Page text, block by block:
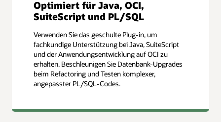
Optimiert für Java, OCI,
SuiteScript und PL/SQL
Verwenden Sie das geschulte Plug-in, um
fachkundige Unterstützung bei Java, SuiteScript
und der Anwendungsentwicklung auf OCI zu
erhalten. Beschleunigen Sie Datenbank-Upgrades
beim Refactoring und Testen komplexer,
angepasster PL/SQL-Codes.